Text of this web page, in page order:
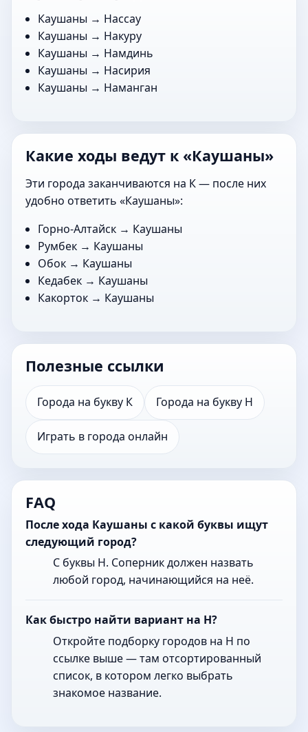
Каушаны → Нассау
Каушаны → Накуру
Каушаны → Намдинь
Каушаны → Насирия
Каушаны → Наманган
Какие ходы ведут к «Каушаны»
Эти города заканчиваются на К — после них
удобно ответить «Каушаны»:
Горно-Алтайск → Каушаны
Румбек → Каушаны
Обок → Каушаны
Кедабек → Каушаны
Какорток → Каушаны
Полезные ссылки
Города на букву К Города на букву Н
Играть в города онлайн
FAQ
После хода Каушаны с какой буквы ищут
следующий город?
С буквы Н. Соперник должен назвать
любой город, начинающийся на неё.
Как быстро найти вариант на Н?
Откройте подборку городов на Н по
ссылке выше — там отсортированный
список, в котором легко выбрать
знакомое название.